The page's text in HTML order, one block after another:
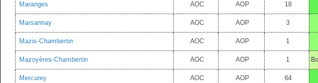
Maranges
AOC AOP 18
Marsannay
AOC AOP 3
Mazis-Chambertin
AOC AOP 1
Mazoyères-Chambertin
AOC AOP 1
Mercurey AOC AOP 64